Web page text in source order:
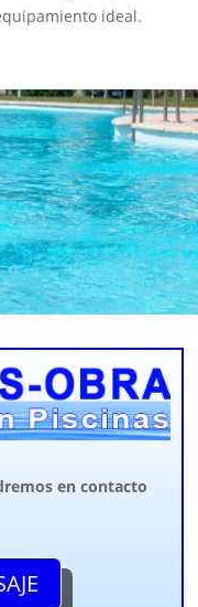
ideal.
en contacto